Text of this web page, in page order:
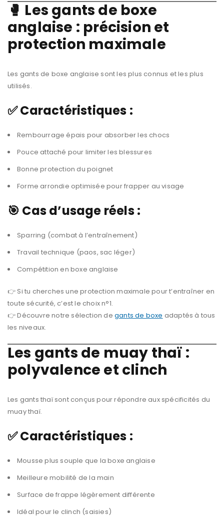
🥊 Les gants de boxe
anglaise : précision et
protection maximale
Les gants de boxe anglaise sont les plus connus et les plus
utilisés.
✅ Caractéristiques :
Rembourrage épais pour absorber les chocs
Pouce attaché pour limiter les blessures
Bonne protection du poignet
Forme arrondie optimisée pour frapper au visage
🎯 Cas d’usage réels :
Sparring (combat à l’entraînement)
Travail technique (paos, sac léger)
Compétition en boxe anglaise
👉 Si tu cherches une protection maximale pour t’entraîner en
toute sécurité, c’est le choix n°1.
👉 Découvre notre sélection de gants de boxe adaptés à tous
les niveaux.
Les gants de muay thaï :
polyvalence et clinch
Les gants thaï sont conçus pour répondre aux spécificités du
muay thaï.
✅ Caractéristiques :
Mousse plus souple que la boxe anglaise
Meilleure mobilité de la main
Surface de frappe légèrement différente
Idéal pour le clinch (saisies)